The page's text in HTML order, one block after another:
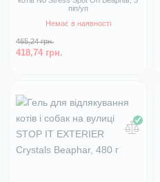
піп/уп
Немає в наявності
465,24 грн.
418,74 грн.